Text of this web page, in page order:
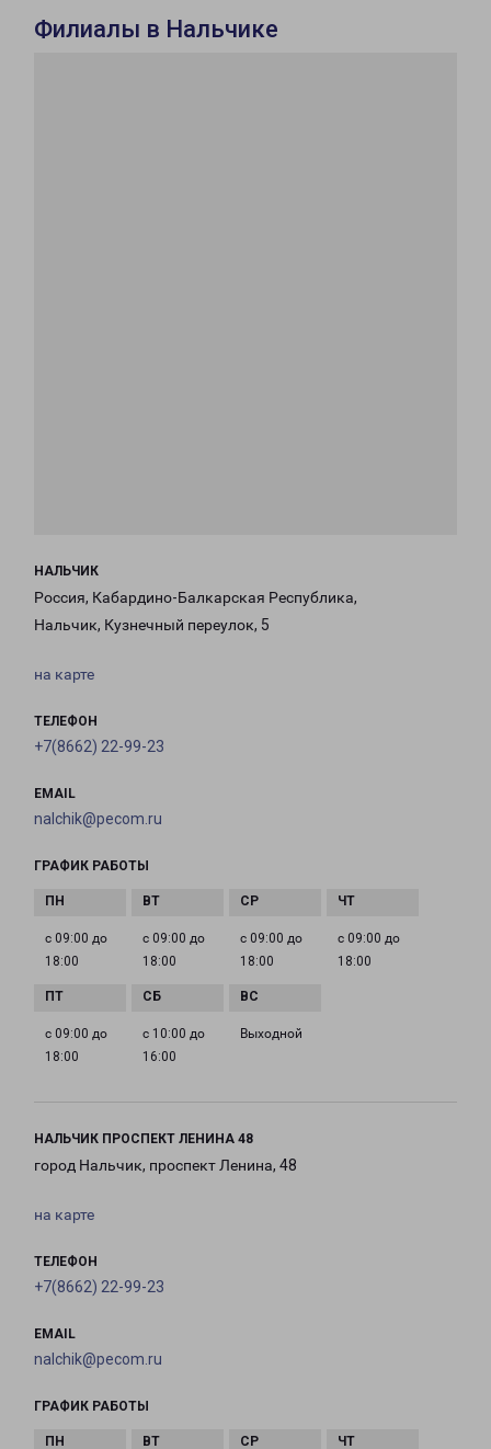
Филиалы в Нальчике
НАЛЬЧИК
Россия, Кабардино-Балкарская Республика,
Нальчик, Кузнечный переулок, 5
на карте
ТЕЛЕФОН
+7(8662) 22-99-23
EMAIL
nalchik@pecom.ru
ГРАФИК РАБОТЫ
с 09:00 до
18:00
с 09:00 до
18:00
с 09:00 до
18:00
с 09:00 до
18:00
с 09:00 до
18:00
с 10:00 до
16:00
Выходной
НАЛЬЧИК ПРОСПЕКТ ЛЕНИНА 48
город Нальчик, проспект Ленина, 48
на карте
ТЕЛЕФОН
+7(8662) 22-99-23
EMAIL
nalchik@pecom.ru
ГРАФИК РАБОТЫ